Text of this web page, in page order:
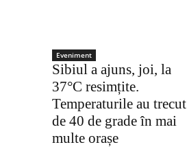
Eveniment
Sibiul a ajuns, joi, la
37°C resimțite.
Temperaturile au trecut
de 40 de grade în mai
multe orașe